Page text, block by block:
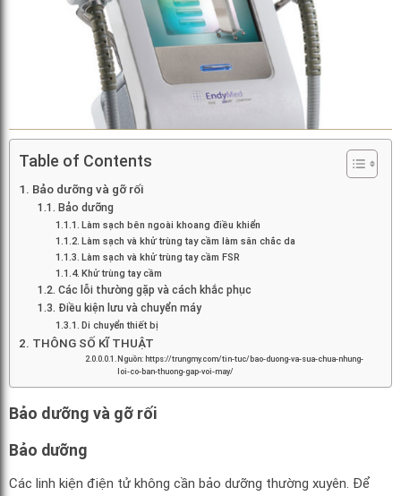
Table of Contents
Bảo dưỡng và gỡ rối
Bảo dưỡng
Làm sạch bên ngoài khoang điều khiển
Làm sạch và khử trùng tay cầm làm săn chắc da
Làm sạch và khử trùng tay cầm FSR
Khử trùng tay cầm
Các lỗi thường gặp và cách khắc phục
Điều kiện lưu và chuyển máy
Di chuyển thiết bị
THÔNG SỐ KĨ THUẬT
Nguồn: https://trungmy.com/tin-tuc/bao-duong-va-sua-chua-nhung-
loi-co-ban-thuong-gap-voi-may/
Bảo dưỡng và gỡ rối
Bảo dưỡng
Các linh kiện điện tử không cần bảo dưỡng thường xuyên. Để